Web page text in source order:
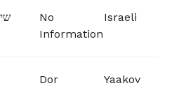
No
Information
Israeli
Dor
Yaakov